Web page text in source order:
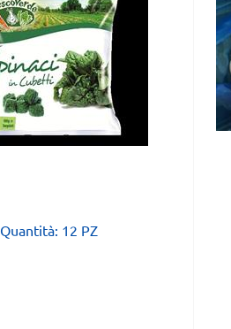
Quantità: 12 PZ